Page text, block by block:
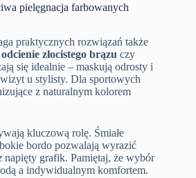
pielęgnacja farbowanych
praktycznych rozwiązań także
złocistego brązu czy
się idealnie – maskują odrosty i
u stylisty. Dla sportowych
z naturalnym kolorem
kluczową rolę. Śmiałe
bordo pozwalają wyrazić
napięty grafik. Pamiętaj, że wybór
a indywidualnym komfortem.